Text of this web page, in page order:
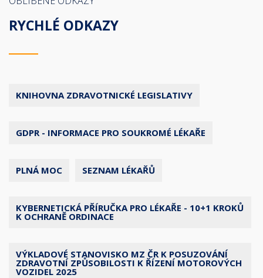
RYCHLÉ ODKAZY
KNIHOVNA ZDRAVOTNICKÉ LEGISLATIVY
GDPR - INFORMACE PRO SOUKROMÉ LÉKAŘE
PLNÁ MOC SEZNAM LÉKAŘŮ
KYBERNETICKÁ PŘÍRUČKA PRO LÉKAŘE - 10+1 KROKŮ
K OCHRANĚ ORDINACE
VÝKLADOVÉ STANOVISKO MZ ČR K POSUZOVÁNÍ
ZDRAVOTNÍ ZPŮSOBILOSTI K ŘÍZENÍ MOTOROVÝCH
VOZIDEL 2025